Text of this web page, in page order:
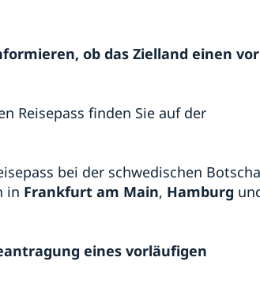
ob das Zielland einen
Reisepass finden Sie auf der
bei der schwedischen
in Frankfurt am Main, Hamburg
eines vorläufigen